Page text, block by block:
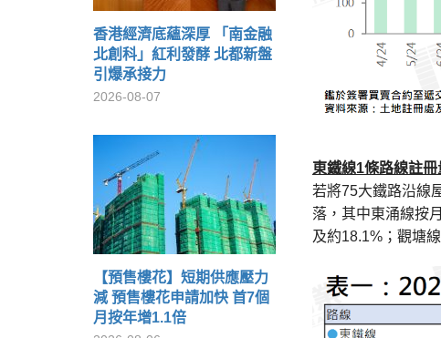
香港經濟底蘊深厚 「南金融
北創科」紅利發酵 北都新盤
引爆承接力
2026-08-07
【預售樓花】短期供應壓力
減 預售樓花申請加快 首7個
月按年增1.1倍
東鐵線1條路線註
若將75大鐵路沿線
落，其中東涌線按
及約18.1%；觀塘